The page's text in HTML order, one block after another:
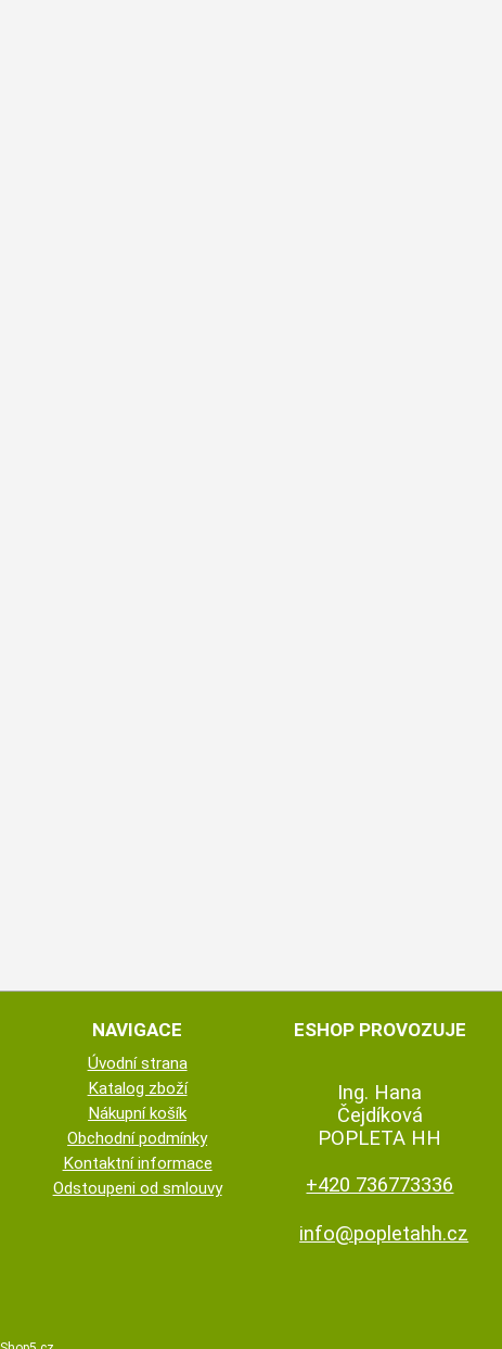
NAVIGACE
Úvodní strana
Katalog zboží
Nákupní košík
Obchodní podmínky
Kontaktní informace
Odstoupeni od smlouvy
ESHOP PROVOZUJE
Ing. Hana
Čejdíková
POPLETA HH
+420 736773336
info@popletahh.cz